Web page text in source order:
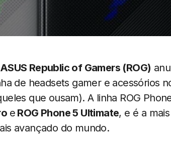
ASUS Republic of Gamers (ROG)
de headsets gamer e acessórios
que ousam). A linha ROG
e ROG Phone 5 Ultimate, e é a
avançado do mundo.